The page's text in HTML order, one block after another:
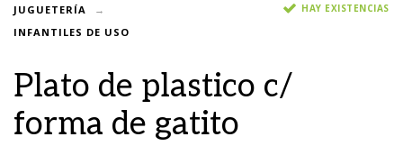
JUGUETERÍA
INFANTILES DE USO
HAY EXISTENCIAS
Plato de plastico c/
forma de gatito